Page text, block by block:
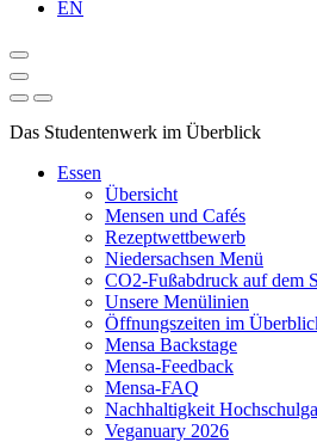
EN
Das Studentenwerk im Überblick
Essen
Übersicht
Mensen und Cafés
Rezeptwettbewerb
Niedersachsen Menü
CO2-Fußabdruck auf dem
Unsere Menülinien
Öffnungszeiten im
Mensa Backstage
Mensa-Feedback
Mensa-FAQ
Nachhaltigkeit
Veganuary 2026